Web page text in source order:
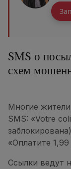
SMS о
схем
Многие
SMS: «Votre
«Оплатите
Ссылки ведут